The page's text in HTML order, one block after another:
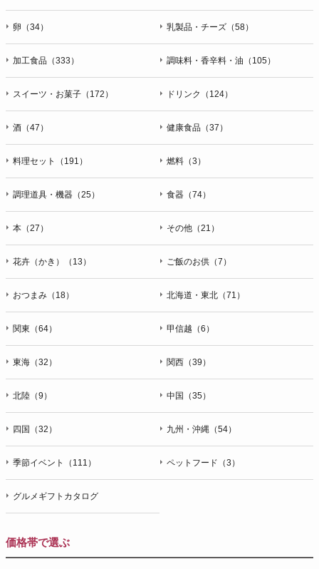
卵（34） 乳製品・チーズ（58）
加工食品（333） 調味料・香辛料・油（105）
スイーツ・お菓子（172） ドリンク（124）
酒（47） 健康食品（37）
料理セット（191） 燃料（3）
調理道具・機器（25） 食器（74）
本（27） その他（21）
花卉（かき）（13） ご飯のお供（7）
おつまみ（18） 北海道・東北（71）
関東（64） 甲信越（6）
東海（32） 関西（39）
北陸（9） 中国（35）
四国（32） 九州・沖縄（54）
季節イベント（111） ペットフード（3）
グルメギフトカタログ
価格帯で選ぶ